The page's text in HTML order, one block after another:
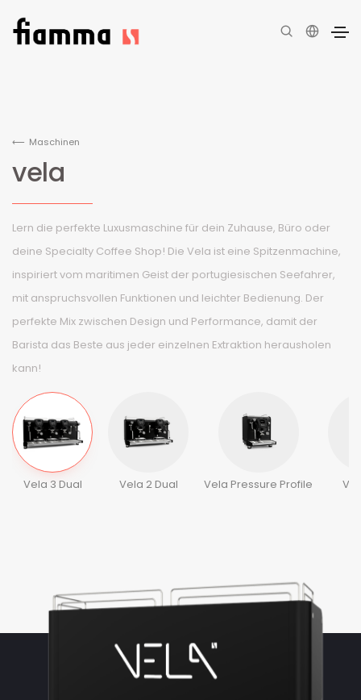
Maschinen
vela
Lern die perfekte Luxusmaschine für dein Zuhause, Büro oder
deine Specialty Coffee Shop! Die Vela ist eine Spitzenmachine,
inspiriert vom maritimen Geist der portugiesischen Seefahrer,
mit anspruchsvollen Funktionen und leichter Bedienung. Der
perfekte Mix zwischen Design und Performance, damit der
Barista das Beste aus jeder einzelnen Extraktion herausholen
kann!
Vela 3 Dual Vela 2 Dual Vela Pressure Profile